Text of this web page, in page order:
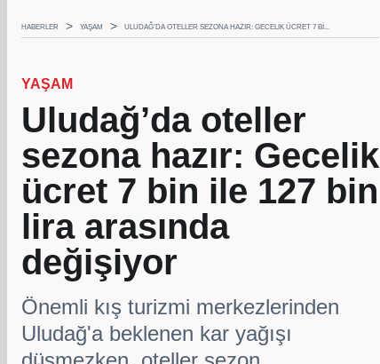
HABERLER YAŞAM ULUDAĞ’DA OTELLER SEZONA HAZIR: GECELIK ÜCRET 7 BI...
YAŞAM
Uludağ’da oteller
sezona hazır: Gecelik
ücret 7 bin ile 127 bin
lira arasında
değişiyor
Önemli kış turizmi merkezlerinden
Uludağ'a beklenen kar yağışı